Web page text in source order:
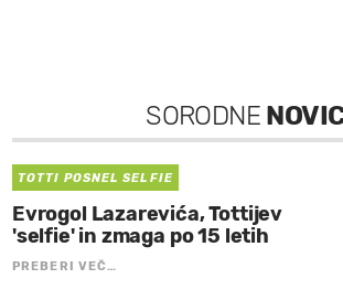
SORODNE
TOTTI POSNEL SELFIE
Evrogol Lazarevića, Tottijev
'selfie' in zmaga po 15 letih
PREBERI VEČ…